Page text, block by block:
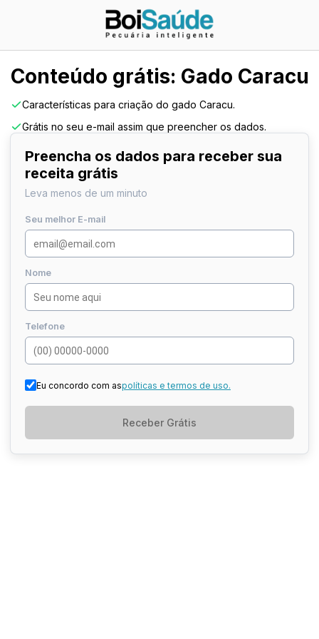
Conteúdo grátis: Gado Caracu
Características para criação do gado Caracu.
Grátis no seu e-mail assim que preencher os dados.
Preencha os dados para receber sua
receita grátis
Leva menos de um minuto
Seu melhor E-mail
Nome
Telefone
Eu concordo com aspolíticas e termos de uso.
Receber Grátis